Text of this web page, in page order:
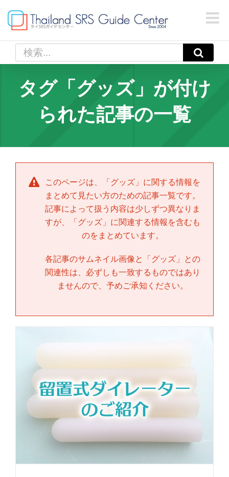
content
索
タグ「グッズ」が付け
られた記事の一覧
このページは、「 グッズ」に関する情報を
まとめて見たい方のための記事一覧です。
記事によって扱う内容は少しずつ異なりま
すが、「 グッズ」に関連する情報を含むも
のをまとめています。
各記事のサムネイル画像と「 グッズ」との
関連性は、必ずしも一致するものではあり
ませんので、予めご承知ください。